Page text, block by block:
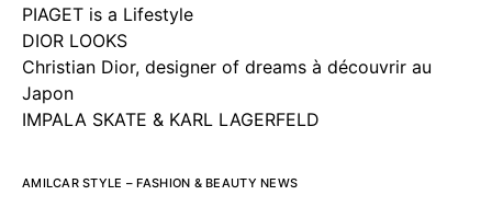
PIAGET is a Lifestyle
DIOR LOOKS
Christian Dior, designer of dreams à découvrir au
Japon
IMPALA SKATE & KARL LAGERFELD
AMILCAR STYLE – FASHION & BEAUTY NEWS